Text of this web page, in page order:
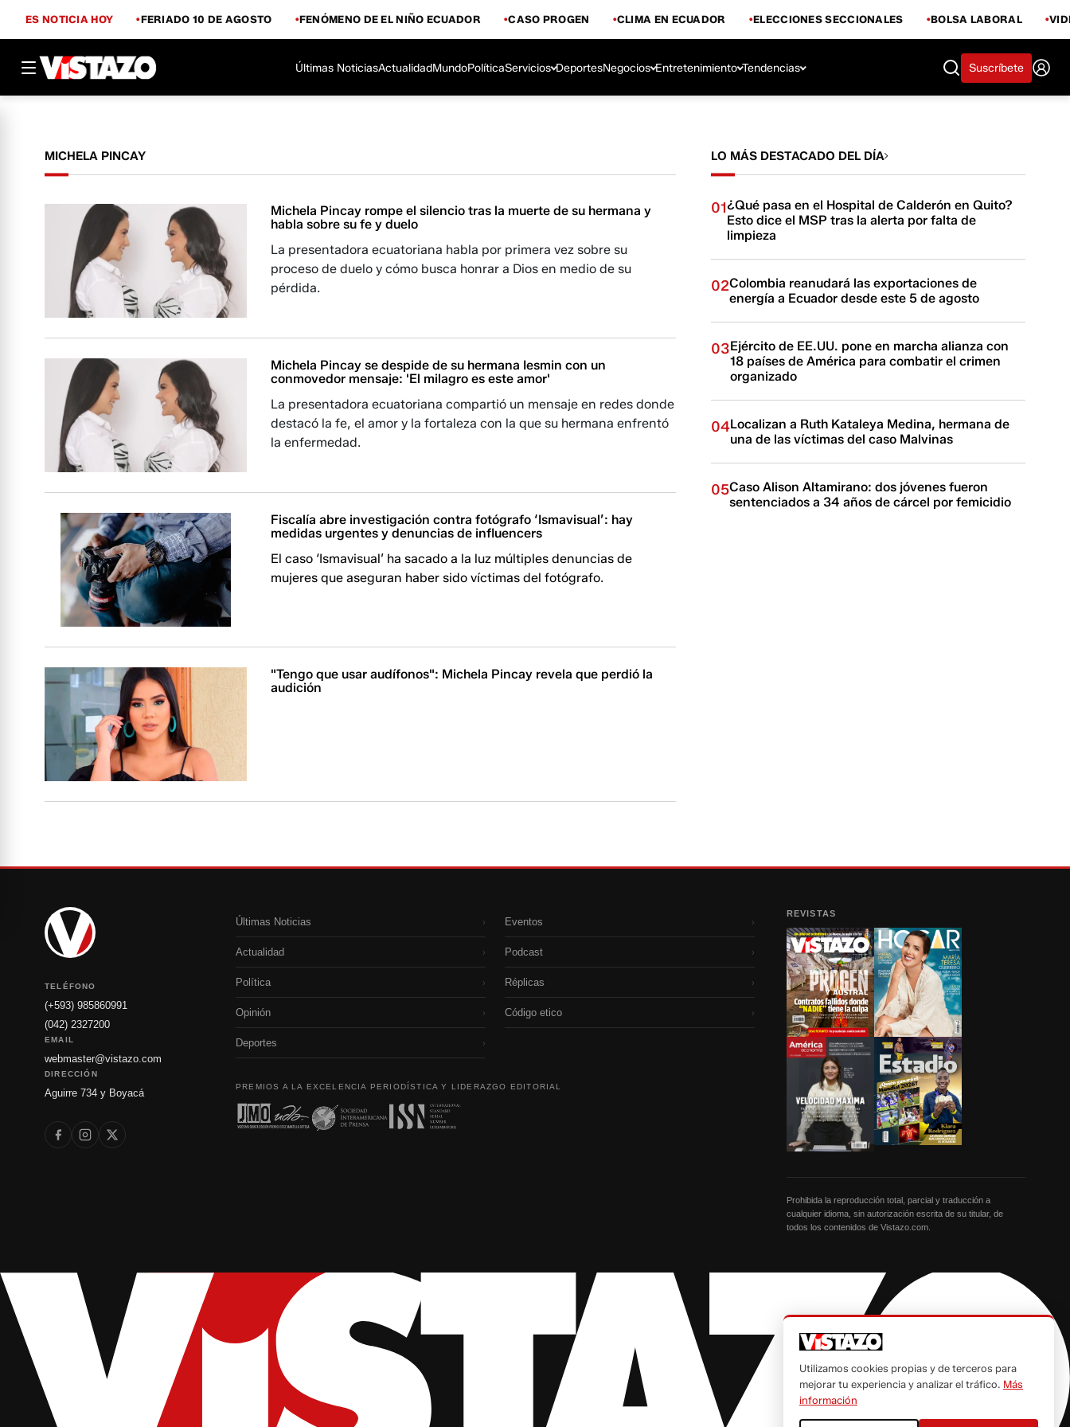
ES NOTICIA HOY FERIADO 10 DE AGOSTO FENÓMENO DE EL NIÑO ECUADOR CASO PROGEN CLIMA EN ECUADOR ELECCIONES SECCIONALES BOLSA LABORAL
Últimas NoticiasActualidadMundoPolíticaServicios DeportesNegocios Entretenimiento Tendencias Suscríbete
MICHELA PINCAY
Michela Pincay rompe el silencio tras la muerte de su hermana y
habla sobre su fe y duelo
La presentadora ecuatoriana habla por primera vez sobre su
proceso de duelo y cómo busca honrar a Dios en medio de su
pérdida.
Michela Pincay se despide de su hermana Iesmin con un
conmovedor mensaje: 'El milagro es este amor'
La presentadora ecuatoriana compartió un mensaje en redes donde
destacó la fe, el amor y la fortaleza con la que su hermana enfrentó
la enfermedad.
Fiscalía abre investigación contra fotógrafo ‘Ismavisual’: hay
medidas urgentes y denuncias de influencers
El caso ‘Ismavisual’ ha sacado a la luz múltiples denuncias de
mujeres que aseguran haber sido víctimas del fotógrafo.
"Tengo que usar audífonos": Michela Pincay revela que perdió la
audición
LO MÁS DESTACADO DEL DÍA
01¿Qué pasa en el Hospital de Calderón en Quito?
Esto dice el MSP tras la alerta por falta de
limpieza
02Colombia reanudará las exportaciones de
energía a Ecuador desde este 5 de agosto
03Ejército de EE.UU. pone en marcha alianza con
18 países de América para combatir el crimen
organizado
04Localizan a Ruth Kataleya Medina, hermana de
una de las víctimas del caso Malvinas
05Caso Alison Altamirano: dos jóvenes fueron
sentenciados a 34 años de cárcel por femicidio
TELÉFONO
(+593) 985860991
(042) 2327200
EMAIL
webmaster@vistazo.com
DIRECCIÓN
Aguirre 734 y Boyacá
Últimas Noticias ›
Actualidad ›
Política ›
Opinión ›
Deportes ›
Eventos ›
Podcast ›
Réplicas ›
Código etico ›
PREMIOS A LA EXCELENCIA PERIODÍSTICA Y LIDERAZGO EDITORIAL
REVISTAS
Prohibida la reproducción total, parcial y traducción a
cualquier idioma, sin autorización escrita de su titular, de
todos los contenidos de Vistazo.com.
Utilizamos cookies propias y de terceros para
mejorar tu experiencia y analizar el tráfico. Más
información